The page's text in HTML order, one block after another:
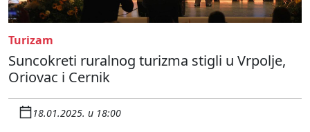
Turizam
Suncokreti ruralnog turizma stigli u Vrpolje,
Oriovac i Cernik
18.01.2025. u 18:00